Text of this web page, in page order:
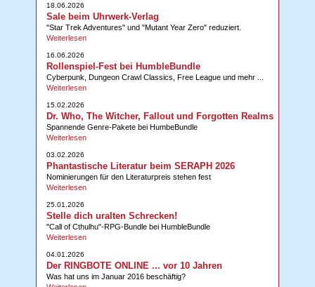
18.06.2026
Sale beim Uhrwerk-Verlag
"Star Trek Adventures" und "Mutant Year Zero" reduziert.
Weiterlesen
16.06.2026
Rollenspiel-Fest bei HumbleBundle
Cyberpunk, Dungeon Crawl Classics, Free League und mehr ...
Weiterlesen
15.02.2026
Dr. Who, The Witcher, Fallout und Forgotten Realms
Spannende Genre-Pakete bei HumbeBundle
Weiterlesen
03.02.2026
Phantastische Literatur beim SERAPH 2026
Nominierungen für den Literaturpreis stehen fest
Weiterlesen
25.01.2026
Stelle dich uralten Schrecken!
"Call of Cthulhu"-RPG-Bundle bei HumbleBundle
Weiterlesen
04.01.2026
Der RINGBOTE ONLINE ... vor 10 Jahren
Was hat uns im Januar 2016 beschäftig?